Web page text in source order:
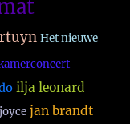
Het nieuwe
ilja leonard
jan brandt